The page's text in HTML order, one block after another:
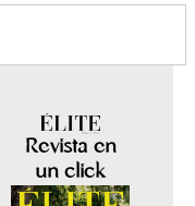
Revista en
un click